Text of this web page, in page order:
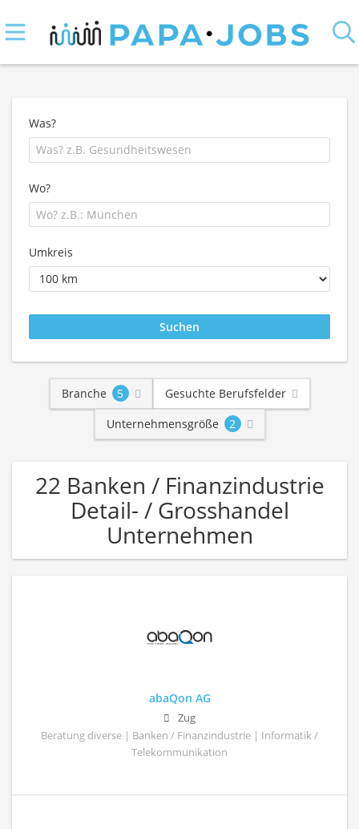
Was?
Wo?
Umkreis
Branche 5
Gesuchte Berufsfelder
Unternehmensgröße
2
22 Banken / Finanzindustrie
Detail- / Grosshandel
Unternehmen
abaQon AG
Zug
Beratung diverse | Banken / Finanzindustrie | Informatik /
Telekommunikation